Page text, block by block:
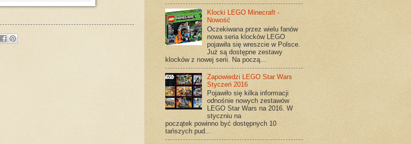
Klocki LEGO Minecraft -
Nowość
Oczekiwana przez wielu fanów
nowa seria klocków LEGO
pojawiła się wreszcie w Polsce.
Już są dostępne zestawy
klocków z nowej serii. Na począ...
Zapowiedzi LEGO Star Wars
Styczeń 2016
Pojawiło się kilka informacji
odnośnie nowych zestawów
LEGO Star Wars na 2016. W
styczniu na
początek powinno być dostępnych 10
tańszych pud...